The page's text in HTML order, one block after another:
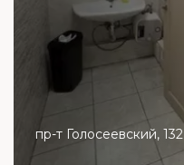
пр-т Голосеевский, 132